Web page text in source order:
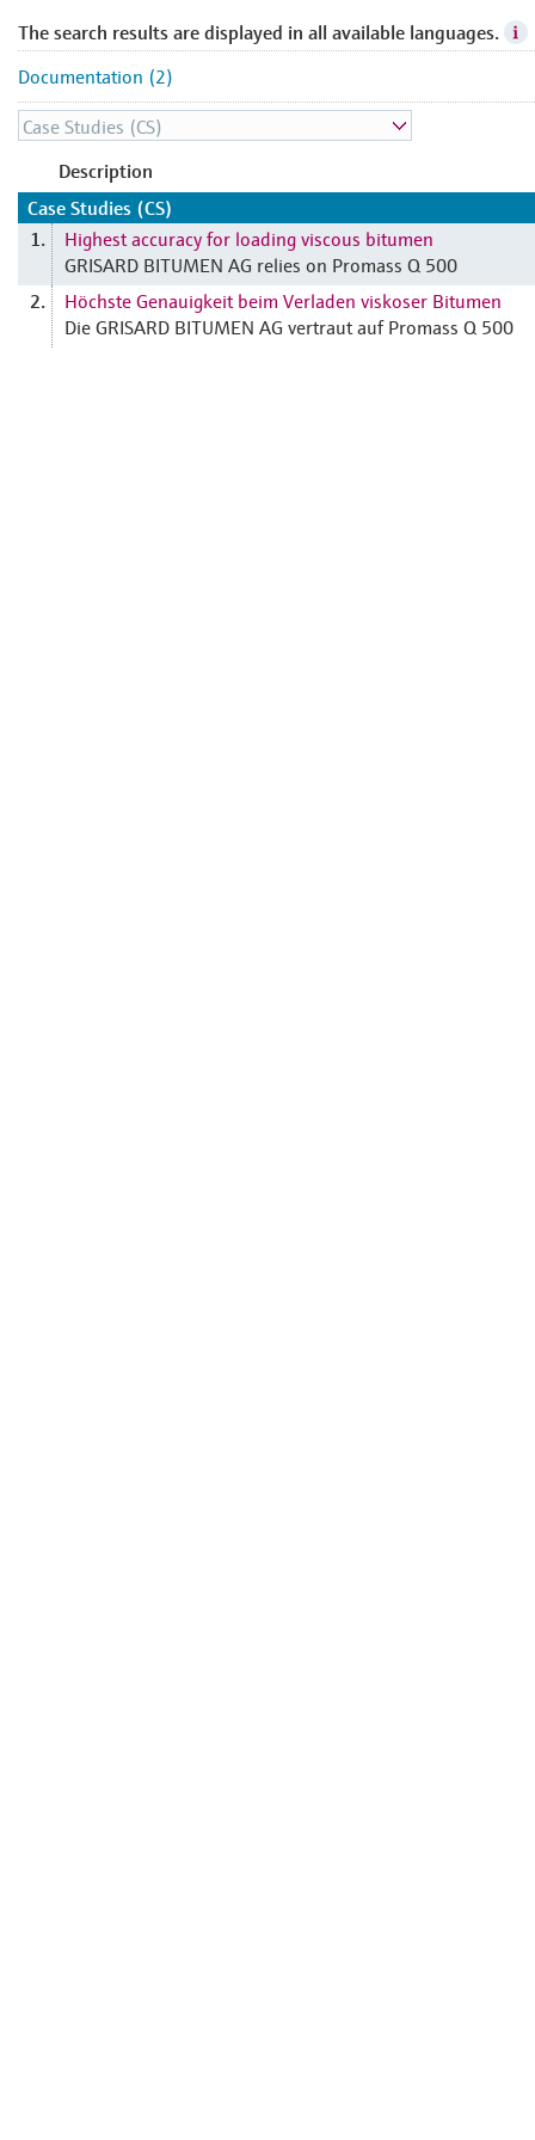
The search results are displayed in all available languages.
Documentation (2)
Description
Case Studies (CS)
1.
Highest accuracy for loading viscous bitumen
GRISARD BITUMEN AG relies on Promass Q 500
2.
Höchste Genauigkeit beim Verladen viskoser Bitumen
Die GRISARD BITUMEN AG vertraut auf Promass Q 500